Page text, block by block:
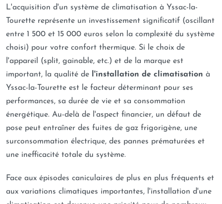
L'acquisition d'un système de climatisation à Yssac-la-
Tourette représente un investissement significatif (oscillant
entre 1 500 et 15 000 euros selon la complexité du système
choisi) pour votre confort thermique. Si le choix de
l'appareil (split, gainable, etc.) et de la marque est
important, la qualité de
l'installation de climatisation à
Yssac-la-Tourette est le facteur déterminant pour ses
performances, sa durée de vie et sa consommation
énergétique. Au-delà de l'aspect financier, un défaut de
pose peut entraîner des fuites de gaz frigorigène, une
surconsommation électrique, des pannes prématurées et
une inefficacité totale du système.
Face aux épisodes caniculaires de plus en plus fréquents et
aux variations climatiques importantes, l'installation d'une